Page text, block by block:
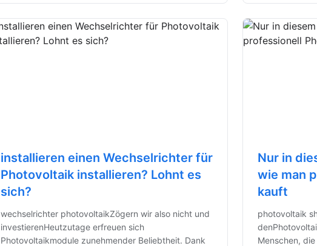
installieren einen Wechselrichter für
Photovoltaik installieren? Lohnt es
sich?
wechselrichter photovoltaikZögern wir also nicht und
investierenHeutzutage erfreuen sich
Photovoltaikmodule zunehmender Beliebtheit. Dank
Nur in
wie man
kauft
photovoltaik
Menschen,